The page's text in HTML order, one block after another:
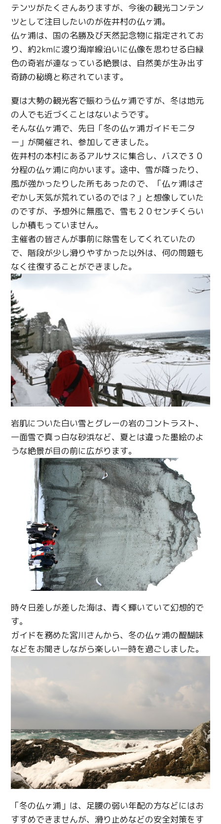
テンツがたくさんありますが、今後の観光コンテン
ツとして注目したいのが佐井村の仏ヶ浦。
仏ヶ浦は、国の名勝及び天然記念物に指定されてお
り、約2kmに渡り海岸線沿いに仏像を思わせる白緑
色の奇岩が連なっている絶景は、自然美が生み出す
奇跡の秘境と称されています。
夏は大勢の観光客で賑わう仏ヶ浦ですが、冬は地元
の人でも近づくことはないようです。
そんな仏ヶ浦で、先日「冬の仏ヶ浦ガイドモニタ
ー」が開催され、参加してきました。
佐井村の本村にあるアルサスに集合し、バスで３０
分程の仏ヶ浦に向かいます。途中、雪が降ったり、
風が強かったりした所もあったので、「仏ヶ浦はさ
ぞかし天気が荒れているのでは？」と想像していた
のですが、予想外に無風で、雪も２０センチくらい
しか積もっていません。
主催者の皆さんが事前に除雪をしてくれていたの
で、階段が少し滑りやすかった以外は、何の問題も
なく往復することができました。
岩肌についた白い雪とグレーの岩のコントラスト、
一面雪で真っ白な砂浜など、夏とは違った墨絵のよ
うな絶景が目の前に広がります。
時々日差しが差した海は、青く輝いていて幻想的で
す。
ガイドを務めた宮川さんから、冬の仏ヶ浦の醍醐味
などをお聞きしながら楽しい一時を過ごしました。
「冬の仏ヶ浦」は、足腰の弱い年配の方などにはお
すすめできませんが、滑り止めなどの安全対策をす